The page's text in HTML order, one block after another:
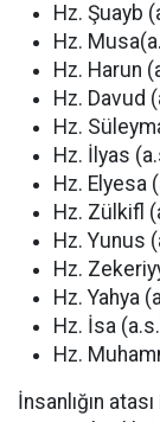
Hz. Şuayb
Hz.
Hz. Harun
Hz. Davud
Hz.
Hz. İlyas
Hz. Elyesa
Hz. Zülkifl
Hz. Yunus
Hz.
Hz. Yahya
Hz. İsa
Hz.
İnsanlığın